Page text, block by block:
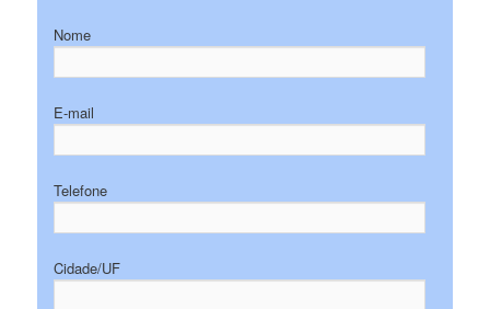
Nome
E-mail
Telefone
Cidade/UF